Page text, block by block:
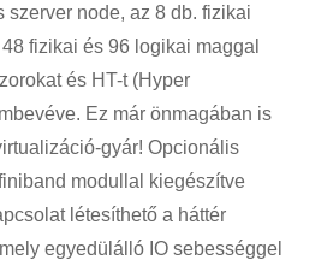
szerver node, az 8 db. fizikai
fizikai és 96 logikai maggal
és HT-t (Hyper
Ez már önmagában is
gyár! Opcionális
modullal kiegészítve
létesíthető a háttér
egyedülálló IO sebességgel